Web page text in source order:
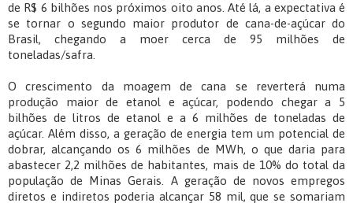
de R$ 6 bilhões nos próximos oito anos. Até lá, a expectativa é
se tornar o segundo maior produtor de cana-de-açúcar do
Brasil, chegando a moer cerca de 95 milhões de
toneladas/safra.
O crescimento da moagem de cana se reverterá numa
produção maior de etanol e açúcar, podendo chegar a 5
bilhões de litros de etanol e a 6 milhões de toneladas de
açúcar. Além disso, a geração de energia tem um potencial de
dobrar, alcançando os 6 milhões de MWh, o que daria para
abastecer 2,2 milhões de habitantes, mais de 10% do total da
população de Minas Gerais. A geração de novos empregos
diretos e indiretos poderia alcançar 58 mil, que se somariam